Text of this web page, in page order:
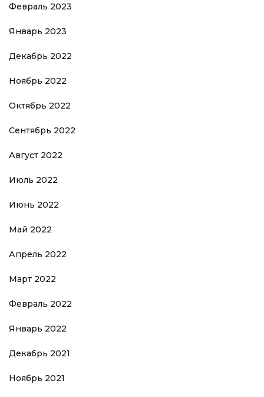
Февраль 2023
Январь 2023
Декабрь 2022
Ноябрь 2022
Октябрь 2022
Сентябрь 2022
Август 2022
Июль 2022
Июнь 2022
Май 2022
Апрель 2022
Март 2022
Февраль 2022
Январь 2022
Декабрь 2021
Ноябрь 2021